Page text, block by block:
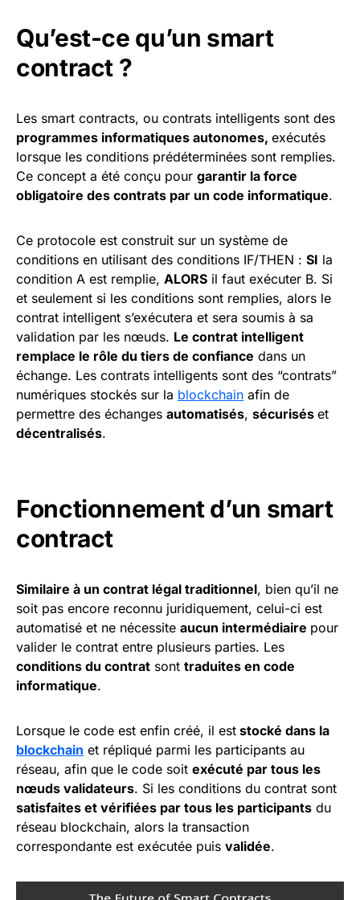
Qu’est-ce qu’un smart
contract ?
Les smart contracts, ou contrats intelligents sont des
programmes informatiques autonomes, exécutés
lorsque les conditions prédéterminées sont remplies.
Ce concept a été conçu pour garantir la force
obligatoire des contrats par un code informatique.
Ce protocole est construit sur un système de
conditions en utilisant des conditions IF/THEN : SI la
condition A est remplie, ALORS il faut exécuter B. Si
et seulement si les conditions sont remplies, alors le
contrat intelligent s’exécutera et sera soumis à sa
validation par les nœuds. Le contrat intelligent
remplace le rôle du tiers de confiance dans un
échange. Les contrats intelligents sont des “contrats”
numériques stockés sur la blockchain afin de
permettre des échanges automatisés, sécurisés et
décentralisés.
Fonctionnement d’un smart
contract
Similaire à un contrat légal traditionnel, bien qu’il ne
soit pas encore reconnu juridiquement, celui-ci est
automatisé et ne nécessite aucun intermédiaire pour
valider le contrat entre plusieurs parties. Les
conditions du contrat sont traduites en code
informatique.
Lorsque le code est enfin créé, il est stocké dans la
blockchain et répliqué parmi les participants au
réseau, afin que le code soit exécuté par tous les
nœuds validateurs. Si les conditions du contrat sont
satisfaites et vérifiées par tous les participants du
réseau blockchain, alors la transaction
correspondante est exécutée puis validée.